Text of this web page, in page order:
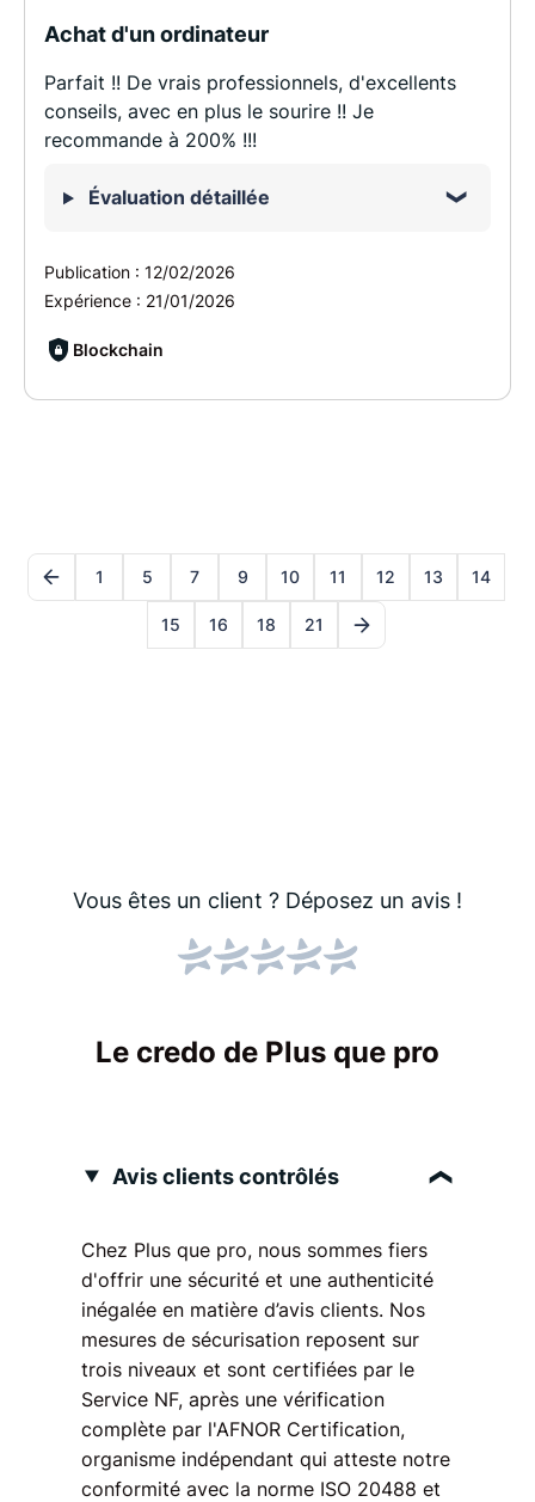
Achat d'un ordinateur
Parfait !! De vrais professionnels, d'excellents
conseils, avec en plus le sourire !! Je
recommande à 200% !!!
Évaluation détaillée
Publication : 12/02/2026
Expérience : 21/01/2026
Blockchain
1 5 7 9 10 11 12 13 14
15 16 18 21
Vous êtes un client ? Déposez un avis !
Le credo de Plus que pro
Avis clients contrôlés
Chez Plus que pro, nous sommes fiers
d'offrir une sécurité et une authenticité
inégalée en matière d’avis clients. Nos
mesures de sécurisation reposent sur
trois niveaux et sont certifiées par le
Service NF, après une vérification
complète par l'AFNOR Certification,
organisme indépendant qui atteste notre
conformité avec la norme ISO 20488 et